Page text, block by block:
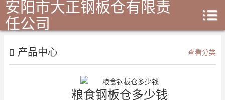
安阳市大正钢板仓有限责
任公司
产品中心 查看分类
粮食钢板仓多少钱